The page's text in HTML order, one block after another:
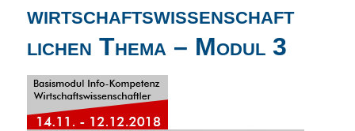
wirtschaftswissenschaft
lichen Thema – Modul 3